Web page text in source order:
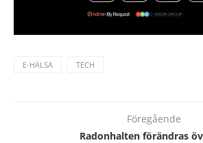
E-HÄLSA TECH
Föregående
Radonhalten förändras